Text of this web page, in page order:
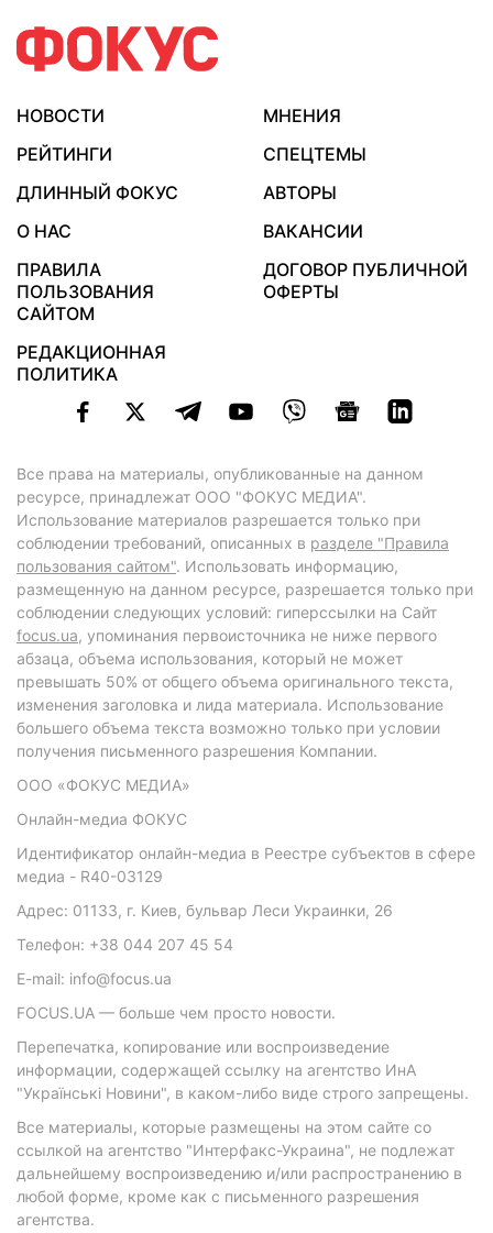
НОВОСТИ
МНЕНИЯ
РЕЙТИНГИ
СПЕЦТЕМЫ
ДЛИННЫЙ ФОКУС
АВТОРЫ
О НАС
ВАКАНСИИ
ПРАВИЛА
ПОЛЬЗОВАНИЯ
САЙТОМ
ДОГОВОР ПУБЛИЧНОЙ
ОФЕРТЫ
РЕДАКЦИОННАЯ
ПОЛИТИКА
Все права на материалы, опубликованные на данном
ресурсе, принадлежат ООО "ФОКУС МЕДИА".
Использование материалов разрешается только при
соблюдении требований, описанных в разделе "Правила
пользования сайтом". Использовать информацию,
размещенную на данном ресурсе, разрешается только при
соблюдении следующих условий: гиперссылки на Сайт
focus.ua, упоминания первоисточника не ниже первого
абзаца, объема использования, который не может
превышать 50% от общего объема оригинального текста,
изменения заголовка и лида материала. Использование
большего объема текста возможно только при условии
получения письменного разрешения Компании.
ООО «ФОКУС МЕДИА»
Онлайн-медиа ФОКУС
Идентификатор онлайн-медиа в Реестре субъектов в сфере
медиа - R40-03129
Адрес: 01133, г. Киев, бульвар Леси Украинки, 26
Телефон: +38 044 207 45 54
E-mail: info@focus.ua
FOCUS.UA — больше чем просто новости.
Перепечатка, копирование или воспроизведение
информации, содержащей ссылку на агентство ИнА
"Українські Новини", в каком-либо виде строго запрещены.
Все материалы, которые размещены на этом сайте со
ссылкой на агентство "Интерфакс-Украина", не подлежат
дальнейшему воспроизведению и/или распространению в
любой форме, кроме как с письменного разрешения
агентства.